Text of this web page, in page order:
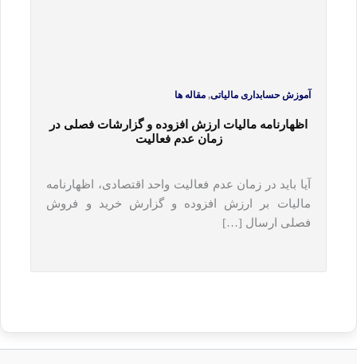
آموزش حسابداری مالیاتی,مقاله ها
اظهارنامه مالیات ارزش افزوده و گزارشات فصلی در
زمان عدم فعالیت
آیا باید در زمان عدم فعالیت واحد اقتصادی، اظهارنامه
مالیات بر ارزش افزوده و گزارش خرید و فروش
فصلی ارسال […]